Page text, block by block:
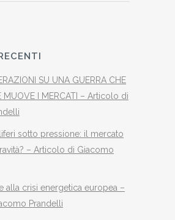
SU UNA GUERRA CHE
MUOVE I MERCATI – Articolo di
sotto pressione: il mercato
– Articolo di Giacomo
alla crisi energetica europea –
Prandelli